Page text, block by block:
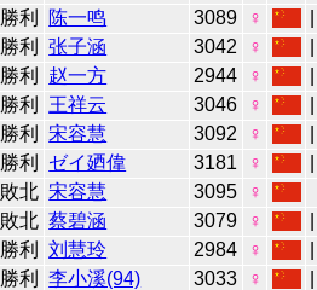
勝利 陈一鸣 3089 ♀
勝利 张子涵 3042 ♀
勝利 赵一方 2944 ♀
勝利 王祥云 3046 ♀
勝利 宋容慧 3092 ♀
勝利 ゼイ廼偉 3181 ♀
敗北 宋容慧 3095
♀
敗北 蔡碧涵 3079 ♀
勝利 刘慧玲 2984 ♀
勝利 李小溪(94) 3033 ♀